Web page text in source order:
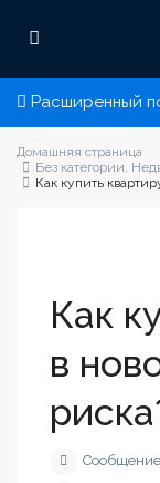
Расширенный
Домашняя страница
Без категории,
Как купить
Как
в